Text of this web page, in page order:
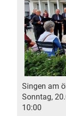
Singen am
Sonntag,
10:00